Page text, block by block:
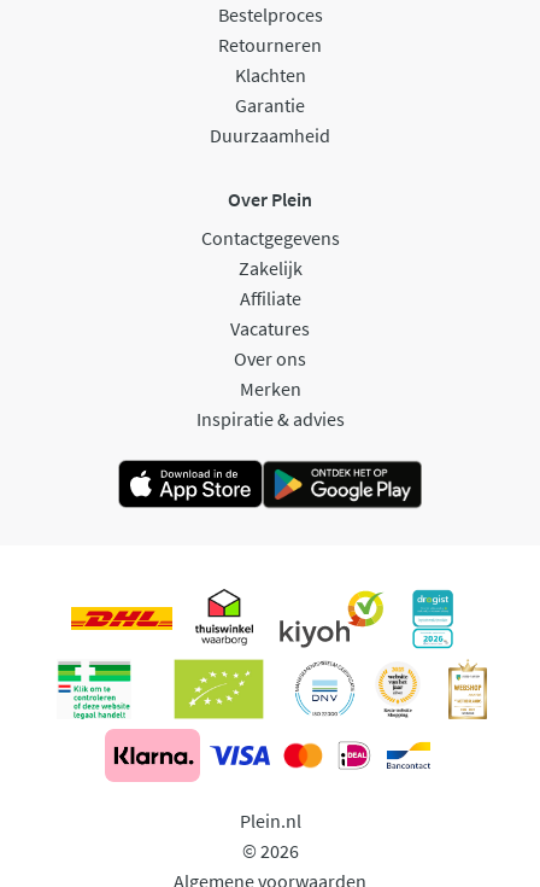
Bestelproces
Retourneren
Klachten
Garantie
Duurzaamheid
Over Plein
Contactgegevens
Zakelijk
Affiliate
Vacatures
Over ons
Merken
Inspiratie & advies
Plein.nl
© 2026
Algemene voorwaarden